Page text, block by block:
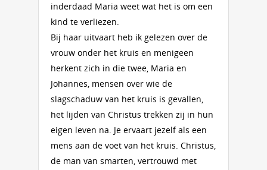
inderdaad Maria weet wat het is om een
kind te verliezen.
Bij haar uitvaart heb ik gelezen over de
vrouw onder het kruis en menigeen
herkent zich in die twee, Maria en
Johannes, mensen over wie de
slagschaduw van het kruis is gevallen,
het lijden van Christus trekken zij in hun
eigen leven na. Je ervaart jezelf als een
mens aan de voet van het kruis. Christus,
de man van smarten, vertrouwd met